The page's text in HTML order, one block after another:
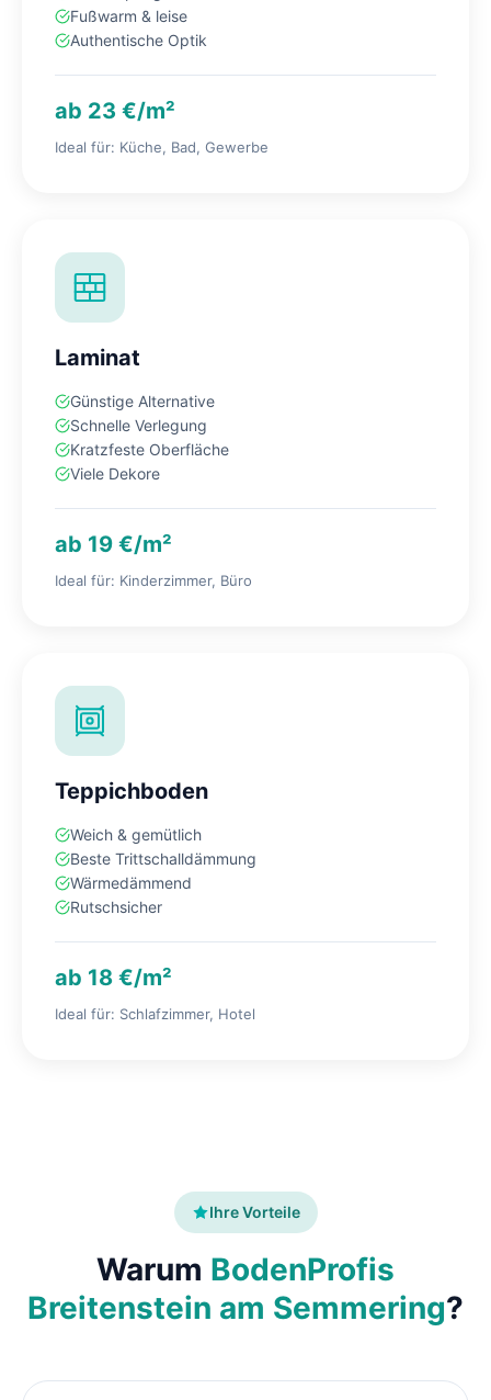
Fußwarm & leise
Authentische Optik
ab 23 €/m²
Ideal für: Küche, Bad, Gewerbe
Laminat
Günstige Alternative
Schnelle Verlegung
Kratzfeste Oberfläche
Viele Dekore
ab 19 €/m²
Ideal für: Kinderzimmer, Büro
Teppichboden
Weich & gemütlich
Beste Trittschalldämmung
Wärmedämmend
Rutschsicher
ab 18 €/m²
Ideal für: Schlafzimmer, Hotel
Ihre Vorteile
Warum BodenProfis
Breitenstein am Semmering?